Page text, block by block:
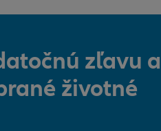
zľavu
životné